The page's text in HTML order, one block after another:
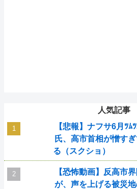
人気記事
【悲報】ナフサ6月ﾂ
氏、高市首相が憎す
る（スクショ）
【恐怖動画】反高市
が、声を上げる被災